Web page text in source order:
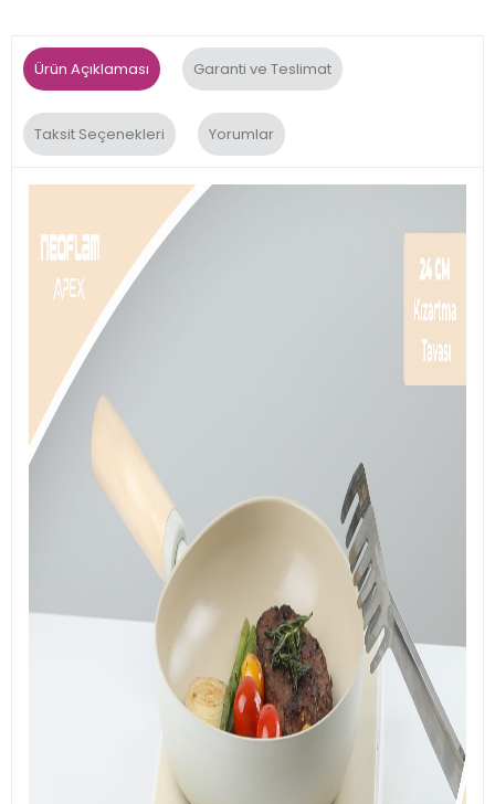
Ürün Açıklaması Garanti ve Teslimat
Taksit Seçenekleri Yorumlar